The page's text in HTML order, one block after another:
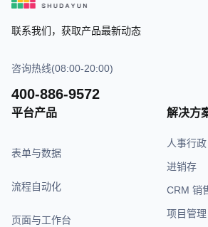
联系我们，获取产品最新动态
咨询热线(08:00-20:00)
400-886-9572
平台产品
表单与数据
流程自动化
页面与工作台
解决方
人事行政
进销存
CRM 销
项目管理